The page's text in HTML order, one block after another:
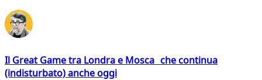
Il Great Game tra Londra e Mosca che continua
(indisturbato) anche oggi